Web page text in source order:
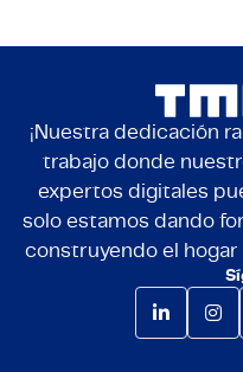
¡Nuestra dedicación
trabajo donde
expertos digitales
solo estamos dando
construyendo el hogar